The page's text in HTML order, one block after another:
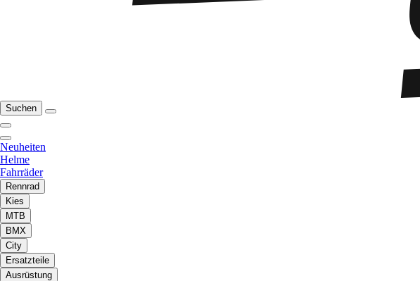
Suchen
Neuheiten
Helme
Fahrräder
Rennrad
Kies
MTB
BMX
City
Ersatzteile
Ausrüstung